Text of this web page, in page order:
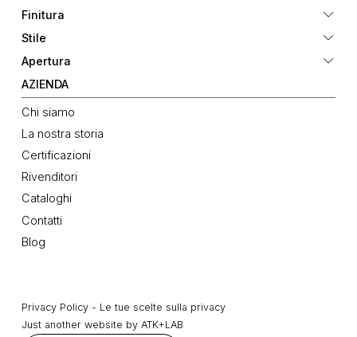
Finitura
Stile
Apertura
AZIENDA
Chi siamo
La nostra storia
Certificazioni
Rivenditori
Cataloghi
Contatti
Blog
Privacy Policy - Le tue scelte sulla privacy
Just another website by ATK+LAB